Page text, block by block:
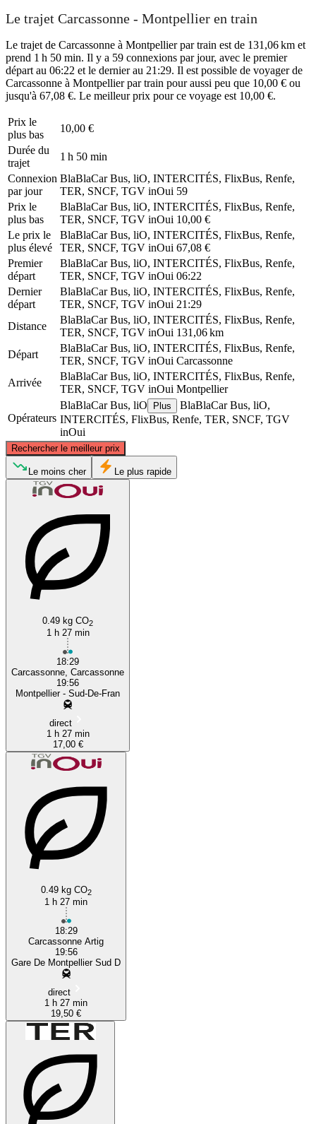
Le trajet Carcassonne - Montpellier en train
Le trajet de Carcassonne à Montpellier par train est de 131,06 km et
prend 1 h 50 min. Il y a 59 connexions par jour, avec le premier
départ au 06:22 et le dernier au 21:29. Il est possible de voyager de
Carcassonne à Montpellier par train pour aussi peu que 10,00 € ou
jusqu'à 67,08 €. Le meilleur prix pour ce voyage est 10,00 €.
Prix ​​le
plus bas
10,00 €
Durée du
trajet
1 h 50 min
Connexion
par jour
BlaBlaCar Bus, liO, INTERCITÉS, FlixBus, Renfe,
TER, SNCF, TGV inOui 59
Prix ​​le
plus bas
BlaBlaCar Bus, liO, INTERCITÉS, FlixBus, Renfe,
TER, SNCF, TGV inOui 10,00 €
Le prix le
plus élevé
BlaBlaCar Bus, liO, INTERCITÉS, FlixBus, Renfe,
TER, SNCF, TGV inOui 67,08 €
Premier
départ
BlaBlaCar Bus, liO, INTERCITÉS, FlixBus, Renfe,
TER, SNCF, TGV inOui 06:22
Dernier
départ
BlaBlaCar Bus, liO, INTERCITÉS, FlixBus, Renfe,
TER, SNCF, TGV inOui 21:29
Distance
BlaBlaCar Bus, liO, INTERCITÉS, FlixBus, Renfe,
TER, SNCF, TGV inOui 131,06 km
Départ
BlaBlaCar Bus, liO, INTERCITÉS, FlixBus, Renfe,
TER, SNCF, TGV inOui Carcassonne
Arrivée
BlaBlaCar Bus, liO, INTERCITÉS, FlixBus, Renfe,
TER, SNCF, TGV inOui Montpellier
Opérateurs
BlaBlaCar Bus, liO Plus
BlaBlaCar Bus, liO,
INTERCITÉS, FlixBus, Renfe, TER, SNCF, TGV
inOui
Rechercher le meilleur prix
Carcassonne
Le moins cher Le plus rapide
0.49 kg CO2
1 h 27 min
18:29
Carcassonne, Carcassonne
19:56
Montpellier - Sud-De-Fran
direct
1 h 27 min
17,00 €
0.49 kg CO2
1 h 27 min
18:29
Carcassonne Artig
19:56
Gare De Montpellier Sud D
direct
1 h 27 min
19,50 €